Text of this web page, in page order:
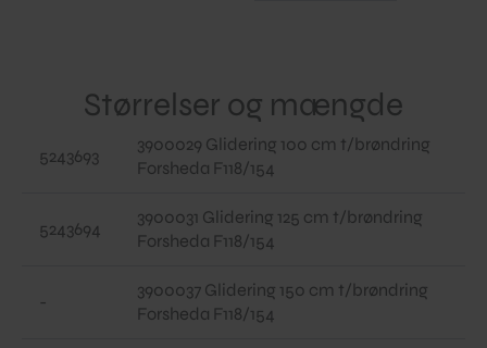
Størrelser og mængde
5243693
3900029 Glidering 100 cm t/brøndring
Forsheda F118/154
5243694
3900031 Glidering 125 cm t/brøndring
Forsheda F118/154
-
3900037 Glidering 150 cm t/brøndring
Forsheda F118/154